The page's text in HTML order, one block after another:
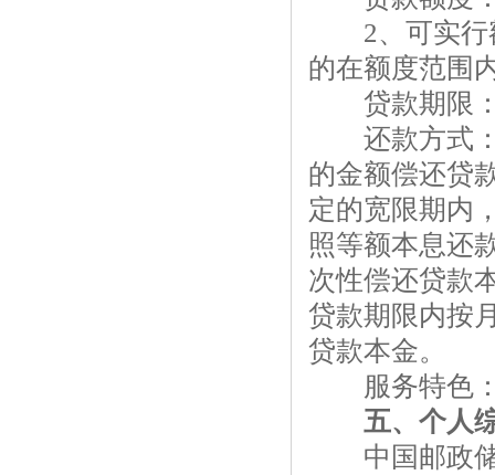
2、可实行额
的在额度范围
贷款期限：
还款方式：1
的金额偿还贷
定的宽限期内
照等额本息还
次性偿还贷款
贷款期限内按
贷款本金。
服务特色：
五、个人
中国邮政储